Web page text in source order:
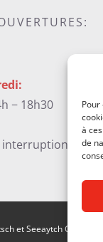
à
de
− 18h30
interruption
et Seeaytch Creative |